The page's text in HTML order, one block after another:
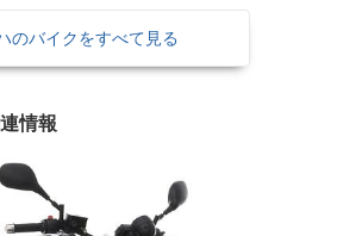
のバイクをすべて見る
情報